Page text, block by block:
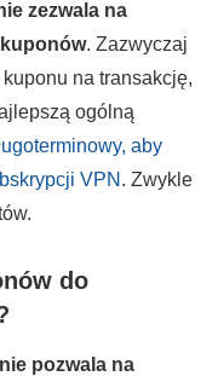
zezwala na
. Zazwyczaj
na transakcję,
ogólną
aby
VPN . Zwykle
do
pozwala na